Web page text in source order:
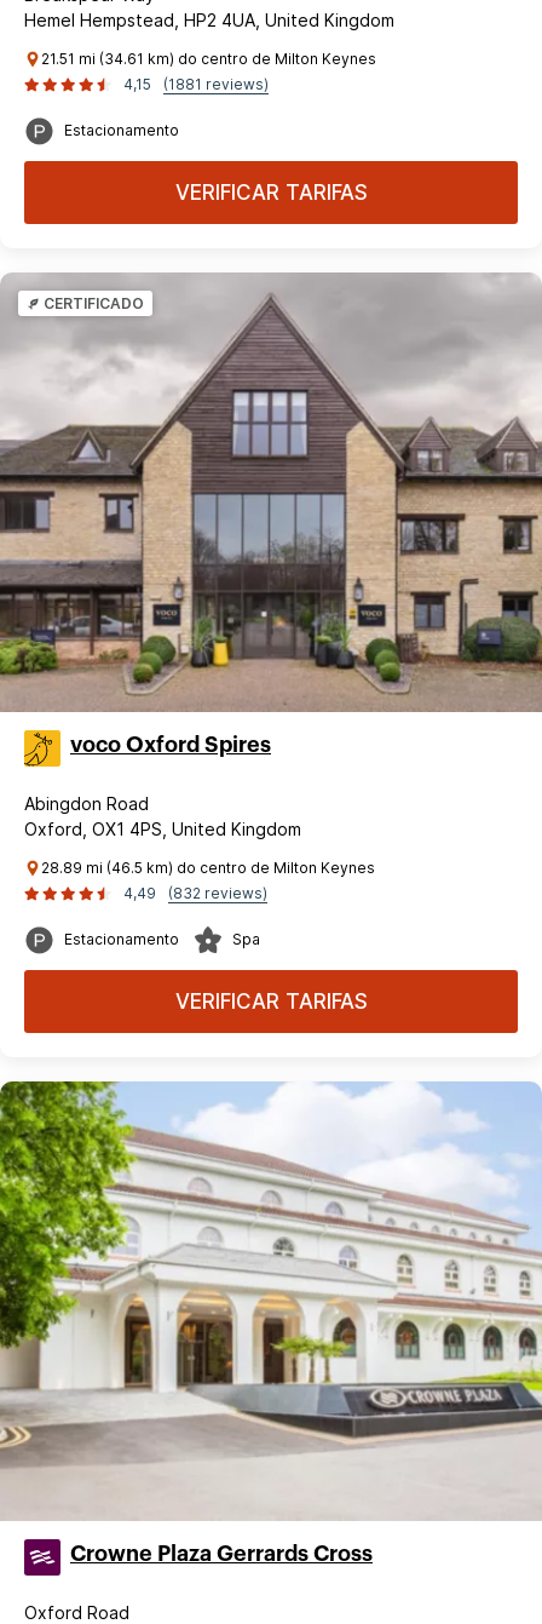
Hemel Hempstead, HP2 4UA, United Kingdom
21.51 mi (34.61 km) do centro de Milton Keynes
4,15
(1881 reviews)
Estacionamento
VERIFICAR TARIFAS
CERTIFICADO
voco Oxford Spires
Abingdon Road
Oxford, OX1 4PS, United Kingdom
28.89 mi (46.5 km) do centro de Milton Keynes
4,49
(832 reviews)
Estacionamento Spa
VERIFICAR TARIFAS
Crowne Plaza Gerrards Cross
Oxford Road